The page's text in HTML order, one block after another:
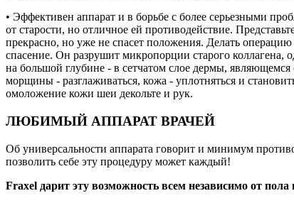
• Эффективен аппарат и в борьбе с более серьезными
от старости, но отличное ей противодействие.
прекрасно, но уже не спасет положения. Делать
спасение. Он разрушит микропорции старого коллагена,
на большой глубине - в сетчатом слое дермы,
морщины - разглаживаться, кожа - уплотняться и
омоложение кожи шеи декольте и рук.
ЛЮБИМЫЙ АППАРАТ ВРАЧЕЙ
Об универсальности аппарата говорит и минимум
позволить себе эту процедуру может каждый!
Fraxel дарит эту возможность всем независимо от пола